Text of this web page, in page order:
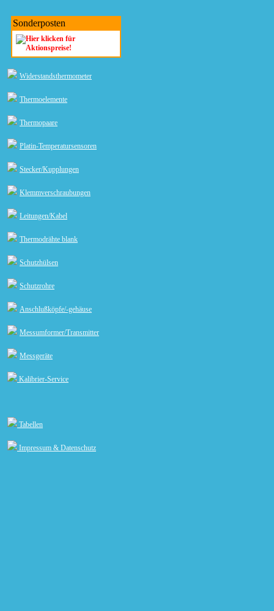
Sonderposten
Widerstandsthermometer
Thermoelemente
Thermopaare
Platin-Temperatursensoren
Stecker/Kupplungen
Klemmverschraubungen
Leitungen/Kabel
Thermodrähte blank
Schutzhülsen
Schutzrohre
Anschlußköpfe/-gehäuse
Messumformer/Transmitter
Messgeräte
Kalibrier-Service
Tabellen
Impressum & Datenschutz